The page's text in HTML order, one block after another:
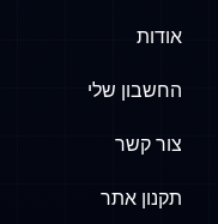
אודות
החשבון שלי
צור קשר
תקנון אתר